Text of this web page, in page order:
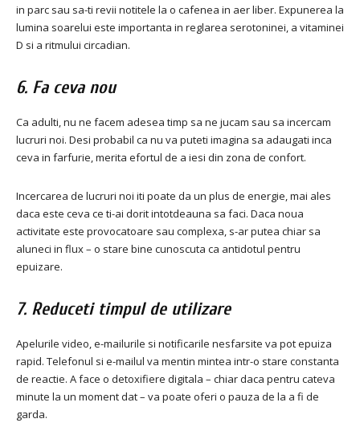
in parc sau sa-ti revii notitele la o cafenea in aer liber. Expunerea la
lumina soarelui este importanta in reglarea serotoninei, a vitaminei
D si a ritmului circadian.
6. Fa ceva nou
Ca adulti, nu ne facem adesea timp sa ne jucam sau sa incercam
lucruri noi. Desi probabil ca nu va puteti imagina sa adaugati inca
ceva in farfurie, merita efortul de a iesi din zona de confort.
Incercarea de lucruri noi iti poate da un plus de energie, mai ales
daca este ceva ce ti-ai dorit intotdeauna sa faci. Daca noua
activitate este provocatoare sau complexa, s-ar putea chiar sa
aluneci in flux – o stare bine cunoscuta ca antidotul pentru
epuizare.
7. Reduceti timpul de utilizare
Apelurile video, e-mailurile si notificarile nesfarsite va pot epuiza
rapid. Telefonul si e-mailul va mentin mintea intr-o stare constanta
de reactie. A face o detoxifiere digitala – chiar daca pentru cateva
minute la un moment dat – va poate oferi o pauza de la a fi de
garda.